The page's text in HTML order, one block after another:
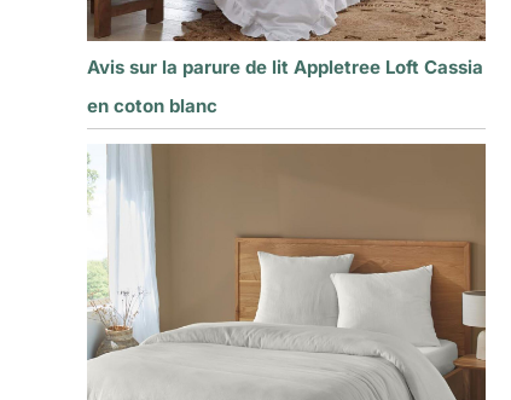
Avis sur la parure de lit Appletree Loft Cassia
en coton blanc